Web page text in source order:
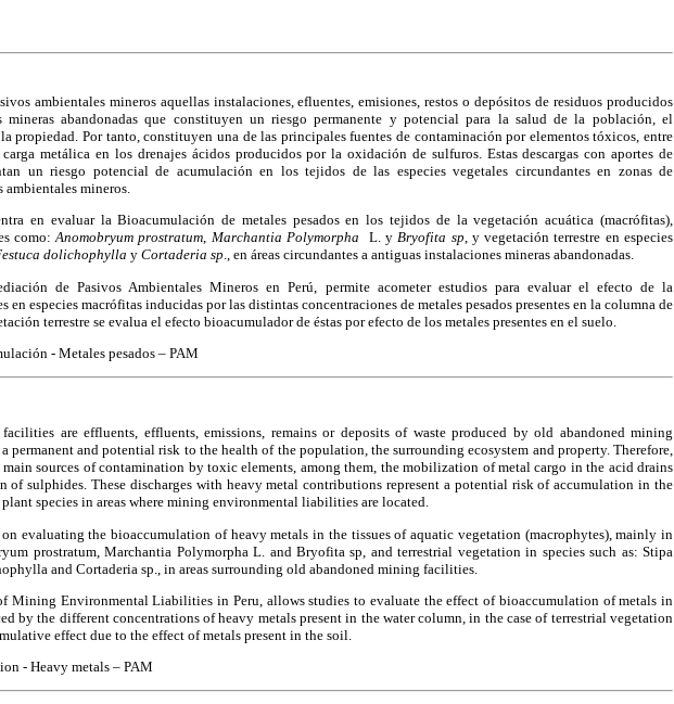
ambientales mineros aquellas instalaciones, efluentes, emisiones, restos o depósitos de residuos producidos
mineras abandonadas que constituyen un riesgo permanente y potencial para la salud de la población, el
propiedad. Por tanto, constituyen una de las principales fuentes de contaminación por elementos tóxicos, entre
metálica en los drenajes ácidos producidos por la oxidación de sulfuros. Estas descargas con aportes de
un riesgo potencial de acumulación en los tejidos de las especies vegetales circundantes en zonas de
ambientales mineros.
en evaluar la Bioacumulación de metales pesados en los tejidos de la vegetación acuática (macrófitas),
como:Anomobryum prostratum, Marchantia Polymorpha L. yBryofita sp, y vegetación terrestre en especies
dolichophylla y Cortaderia sp., en áreas circundantes a antiguas instalaciones mineras abandonadas.
de Pasivos Ambientales Mineros en Perú, permite acometer estudios para evaluar el efecto de la
en especies macrófitas inducidas por las distintas concentraciones de metales pesados presentes en la columna de
terrestre se evalua el efecto bioacumulador de éstas por efecto de los metales presentes en el suelo.
- Metales pesados – PAM
are effluents, effluents, emissions, remains or deposits of waste produced by old abandoned mining
permanent and potential risk to the health of the population, the surrounding ecosystem and property. Therefore,
sources of contamination by toxic elements, among them, the mobilization of metal cargo in the acid drains
of sulphides. These discharges with heavy metal contributions represent a potential risk of accumulation in the
species in areas where mining environmental liabilities are located.
on evaluating the bioaccumulation of heavy metals in the tissues of aquatic vegetation (macrophytes), mainly in
prostratum, Marchantia Polymorpha L. and Bryofita sp, and terrestrial vegetation in species such as: Stipa
and Cortaderia sp., in areas surrounding old abandoned mining facilities.
Mining Environmental Liabilities in Peru, allows studies to evaluate the effect of bioaccumulation of metals in
by the different concentrations of heavy metals present in the water column, in the case of terrestrial vegetation
effect due to the effect of metals present in the soil.
- Heavy metals – PAM